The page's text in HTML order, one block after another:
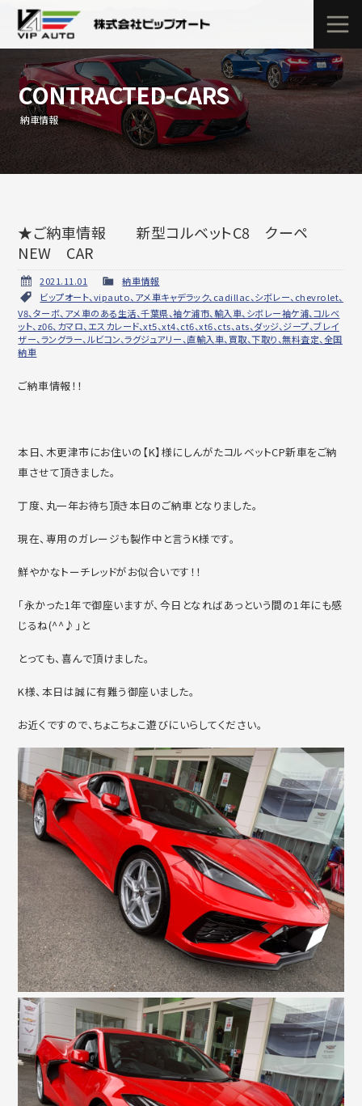
CONTRACTED-CARS
納車情報
★ご納車情報 新型コルベットC8 クーペ
NEW CAR
2021.11.01
納車情報
ビップオート、vipauto、アメ車キャデラック、cadillac、シボレー、chevrolet、
V8、ターボ、アメ車のある生活、千葉県、袖ケ浦市、輸入車、シボレー袖ケ浦、コルベ
ット、z06、カマロ、エスカレード、xt5、xt4、ct6、xt6、cts、ats、ダッジ、ジープ、ブレイ
ザー、ラングラー、ルビコン、ラグジュアリー、直輸入車、買取、下取り、無料査定、全国
納車
ご納車情報！！
本日、木更津市にお住いの【K】様にしんがたコルベットCP新車をご納
車させて頂きました。
丁度、丸一年お待ち頂き本日のご納車となりました。
現在、専用のガレージも製作中と言うK様です。
鮮やかなトーチレッドがお似合いです！！
「永かった1年で御座いますが、今日となればあっという間の1年にも感
じるね(^^♪」と
とっても、喜んで頂けました。
K様、本日は誠に有難う御座いました。
お近くですので、ちょこちょこ遊びにいらしてください。